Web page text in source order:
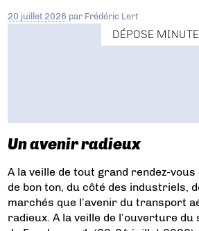
20 juillet 2026 par Frédéric Lert
DÉPOSE MINUTE
Un avenir radieux
A la veille de tout grand rendez-
de bon ton, du côté des industriels,
marchés que l’avenir du transport
radieux. A la veille de l’ouverture